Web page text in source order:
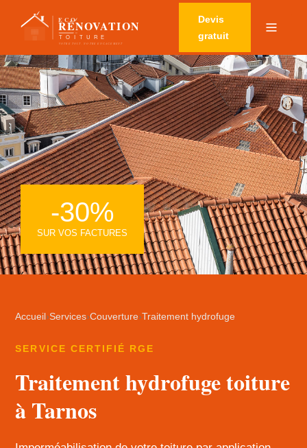
Devis
gratuit
Accueil ›Services›Couverture›Traitement hydrofuge
SERVICE CERTIFIÉ RGE
Traitement hydrofuge toiture
à Tarnos
-30%
SUR VOS FACTURES